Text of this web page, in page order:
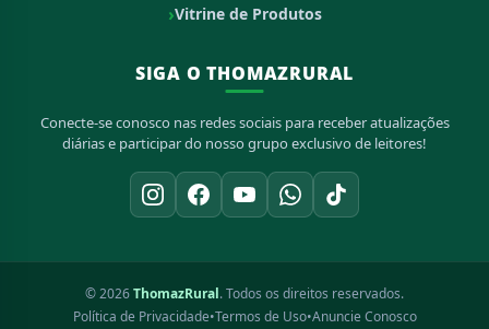
Vitrine de Produtos
SIGA O THOMAZRURAL
Conecte-se conosco nas redes sociais para receber atualizações
diárias e participar do nosso grupo exclusivo de leitores!
© 2026ThomazRural. Todos os direitos reservados.
Política de Privacidade•Termos de Uso•Anuncie Conosco